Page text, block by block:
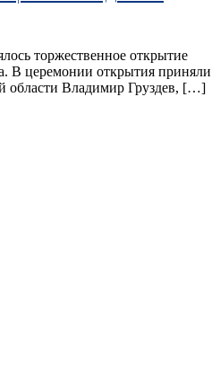
торжественное открытие
В церемонии открытия приняли
области Владимир Груздев, […]